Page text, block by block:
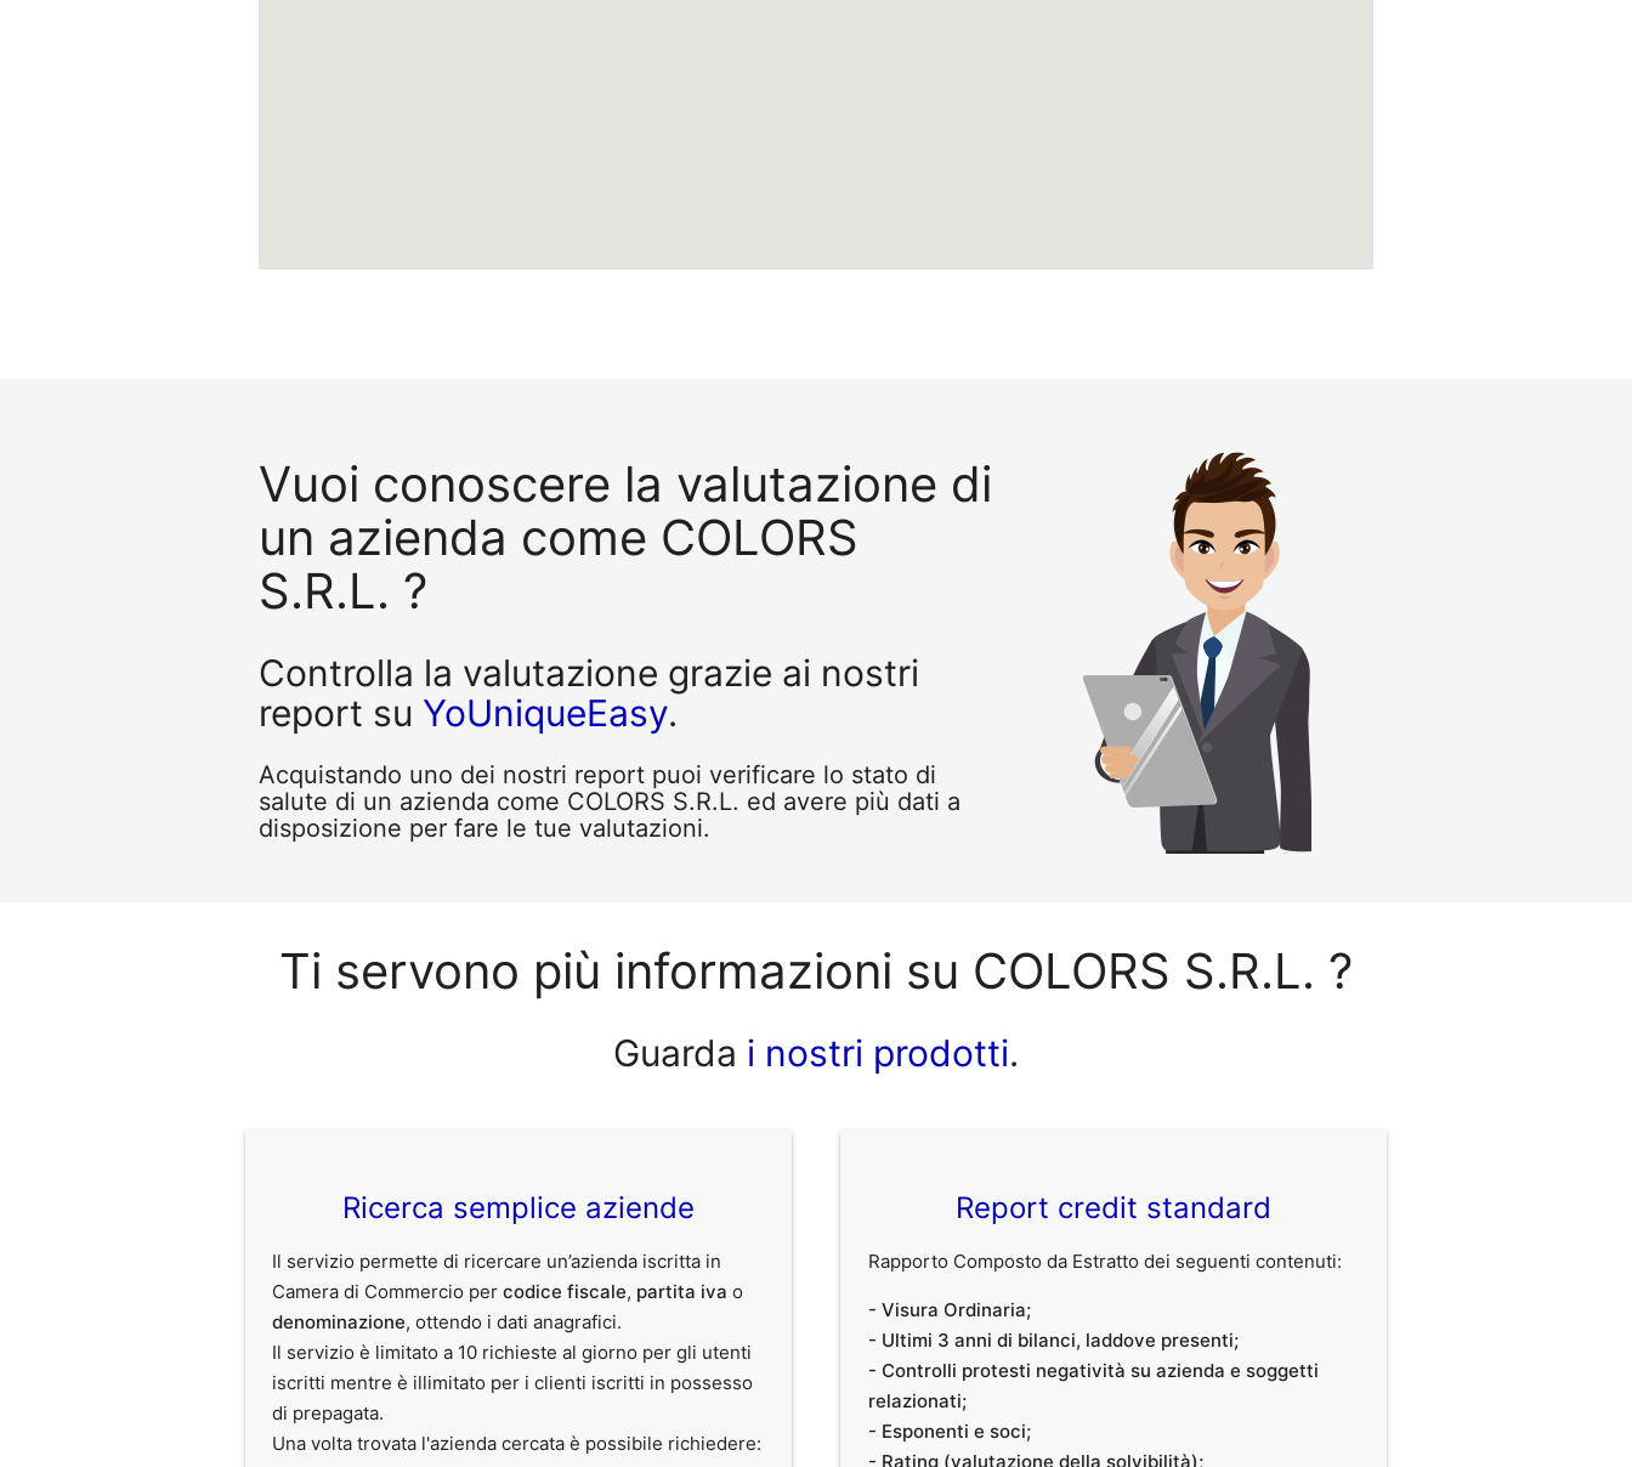
Vuoi conoscere la valutazione di
un azienda come COLORS
S.R.L. ?
Controlla la valutazione grazie ai nostri
report su YoUniqueEasy.
Acquistando uno dei nostri report puoi verificare lo stato di
salute di un azienda come COLORS S.R.L. ed avere più dati a
disposizione per fare le tue valutazioni.
Ti servono più informazioni su COLORS S.R.L. ?
Guarda i nostri prodotti.
Ricerca semplice aziende
Il servizio permette di ricercare un’azienda iscritta in
Camera di Commercio percodice fiscale, partita iva o
denominazione, ottendo i dati anagrafici.
Il servizio è limitato a 10 richieste al giorno per gli utenti
iscritti mentre è illimitato per i clienti iscritti in possesso
di prepagata.
Una volta trovata l'azienda cercata è possibile richiedere:
Report credit standard
Rapporto Composto da Estratto dei seguenti contenuti:
- Visura Ordinaria;
- Ultimi 3 anni di bilanci, laddove presenti;
- Controlli protesti negatività su azienda e soggetti
relazionati;
- Esponenti e soci;
- Rating (valutazione della solvibilità);